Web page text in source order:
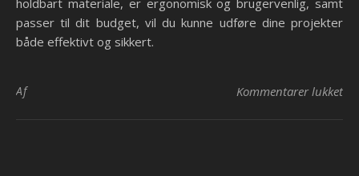
passer til dit budget, vil du kunne udføre dine projekter
både effektivt og sikkert.
Af Kommentarer lukkettil